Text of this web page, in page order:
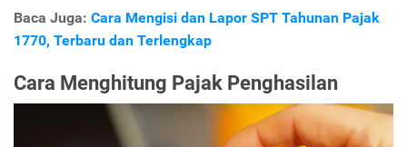
Baca Juga: Cara Mengisi dan Lapor SPT Tahunan Pajak
1770, Terbaru dan Terlengkap
Cara Menghitung Pajak Penghasilan